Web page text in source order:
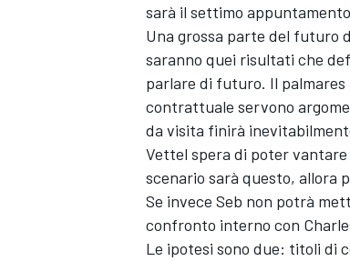
RALLY
sarà il settimo
Una grossa parte del futuro
saranno quei risultati che
parlare di futuro. Il
contrattuale servono
da visita finirà
Vettel spera di poter
scenario sarà questo, allora
Se invece Seb non potrà
confronto interno con
Le ipotesi sono due: titoli di